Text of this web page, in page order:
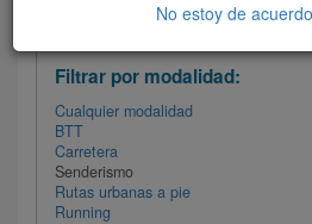
Filtrar las rutas
Filtrar por modalidad:
Cualquier modalidad
BTT
Carretera
Senderismo
Rutas urbanas a pie
Running
No estoy de acuerdo